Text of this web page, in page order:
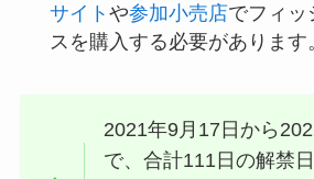
サイト や参加小売店でフィッ
スを購入する必要があります
2021年9月17日から
で、合計111日の解禁